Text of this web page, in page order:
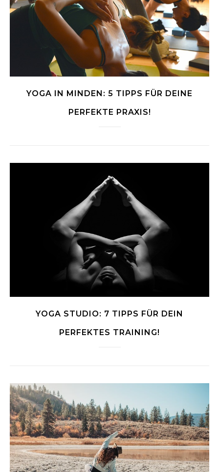
YOGA IN MINDEN: 5 TIPPS FÜR DEINE
PERFEKTE PRAXIS!
YOGA STUDIO: 7 TIPPS FÜR DEIN
PERFEKTES TRAINING!